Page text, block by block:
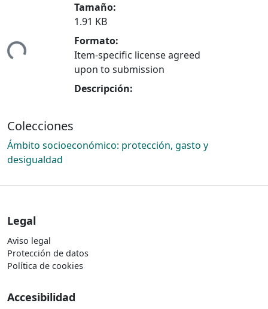
Tamaño:
1.91 KB
Formato:
Item-specific license agreed
upon to submission
Descripción:
Colecciones
Ámbito socioeconómico: protección, gasto y
desigualdad
Legal
Aviso legal
Protección de datos
Política de cookies
Accesibilidad